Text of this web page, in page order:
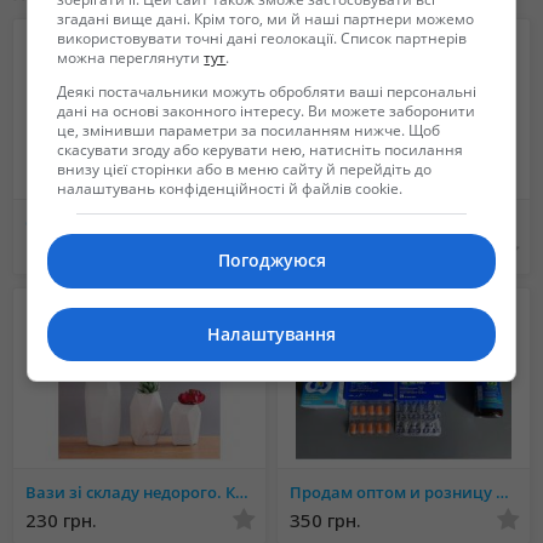
Наружные размеры
Длинна - 63 см
Ширина - 51 см
Высота - 50 см
Внутренние размеры:
Внутренняя длинна - 50 см
Внутреняя ширина - 40 см
Глубина - 33 см
Толщина стенок термо бокса - 6,5 см.
Средний Термо Бокс
Наружные размеры
Длинна - 59 см
Высота - 42 см
Внутренние размеры
Внутренняя длинна 46 см
1 000 грн.
Вази зі складу недорого. Купити керамічні вази для квітів Київ, Одесса, Дніпро, Львів
230 грн.
Продам оптом и розницу ЕГИПЕТСКИЕ таблетки и сироп (1, 2, 3 ONE, TWO, THREE)
350 грн.
згадані вище дані. Крім того, ми й наші партнери можемо
використовувати точні дані геолокації. Список партнерів
можна переглянутитут.
Деякі постачальники можуть обробляти ваші персональні
дані на основі законного інтересу. Ви можете заборонити
це, змінивши параметри за посиланням нижче. Щоб
скасувати згоду або керувати нею, натисніть посилання
внизу цієї сторінки або в меню сайту й перейдіть до
налаштувань конфіденційності й файлів cookie.
Погоджуюся
Налаштування